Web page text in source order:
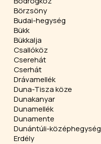
Börzsöny
Budai-hegység
Bükk
Bükkalja
Csallóköz
Cserehát
Cserhát
Drávamellék
Duna-Tisza köze
Dunakanyar
Dunamellék
Dunamente
Dunántúli-középhegység
Erdély